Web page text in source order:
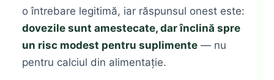
o întrebare legitimă, iar răspunsul onest este:
dovezile sunt amestecate, dar înclină spre
un risc modest pentru suplimente — nu
pentru calciul din alimentație.